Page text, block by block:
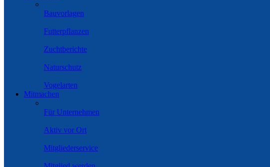
Bauvorlagen
Futterpflanzen
Zuchtberichte
Naturschutz
Vogelarten
Mitmachen
Für Unternehmen
Aktiv vor Ort
Mitgliederservice